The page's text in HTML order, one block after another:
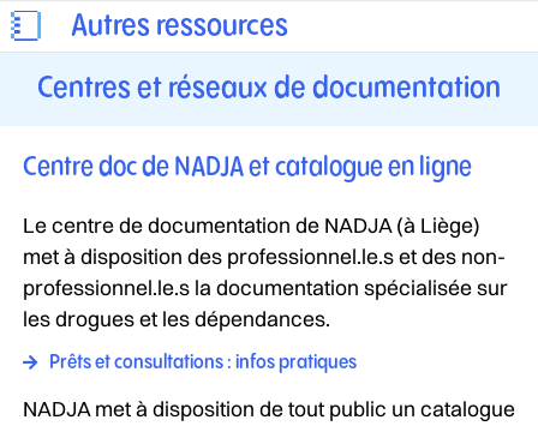
Autres ressources
Centres et réseaux de documentation
Centre doc de NADJA et catalogue en ligne
Le centre de documentation de NADJA (à Liège)
met à disposition des professionnel.le.s et des non-
professionnel.le.s la documentation spécialisée sur
les drogues et les dépendances.
Prêts et consultations : infos pratiques
NADJA met à disposition de tout public un catalogue